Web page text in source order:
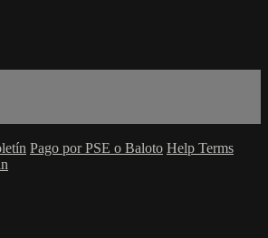
Pago por PSE o Baloto Help Terms